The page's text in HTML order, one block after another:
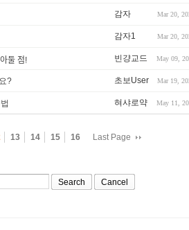
감자 Mar 20,
감자1 Mar 20,
점! 빈걍교드 May 09,
? 초보User Mar 19,
혀샤로약 May 11,
13 14 15 16 Last Page
Search Cancel